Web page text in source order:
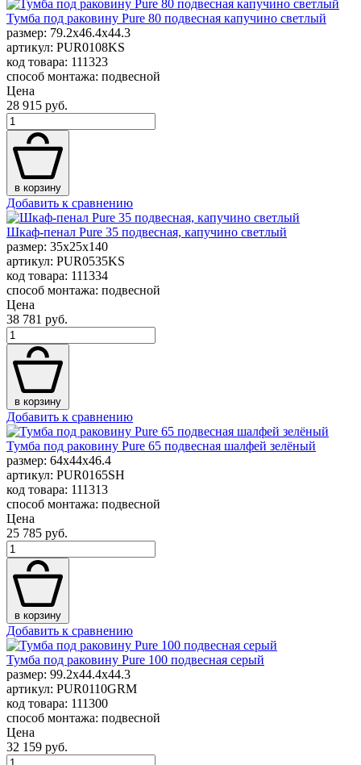
Тумба под раковину Pure 80 подвесная капучино светлый
размер: 79.2x46.4x44.3
артикул: PUR0108KS
код товара: 111323
способ монтажа: подвесной
Цена
28 915 руб.
в корзину
Добавить к сравнению
Шкаф-пенал Pure 35 подвесная, капучино светлый
размер: 35x25x140
артикул: PUR0535KS
код товара: 111334
способ монтажа: подвесной
Цена
38 781 руб.
в корзину
Добавить к сравнению
Тумба под раковину Pure 65 подвесная шалфей зелёный
размер: 64x44x46.4
артикул: PUR0165SH
код товара: 111313
способ монтажа: подвесной
Цена
25 785 руб.
в корзину
Добавить к сравнению
Тумба под раковину Pure 100 подвесная серый
размер: 99.2x44.4x44.3
артикул: PUR0110GRM
код товара: 111300
способ монтажа: подвесной
Цена
32 159 руб.